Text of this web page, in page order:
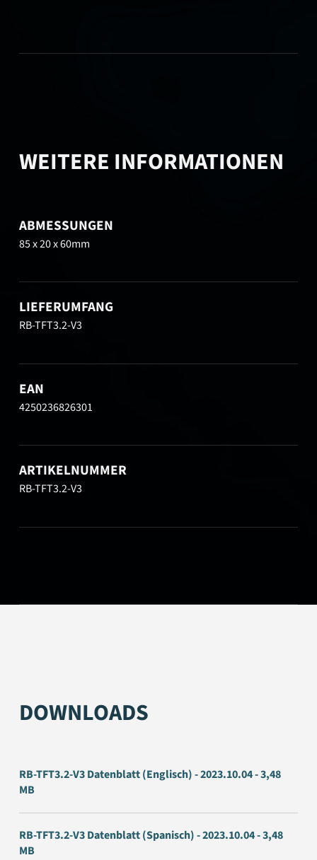
WEITERE INFORMATIONEN
ABMESSUNGEN
85 x 20 x 60mm
LIEFERUMFANG
RB-TFT3.2-V3
EAN
4250236826301
ARTIKELNUMMER
RB-TFT3.2-V3
DOWNLOADS
RB-TFT3.2-V3 Datenblatt (Englisch) - 2023.10.04 - 3,48
MB
RB-TFT3.2-V3 Datenblatt (Spanisch) - 2023.10.04 - 3,48
MB